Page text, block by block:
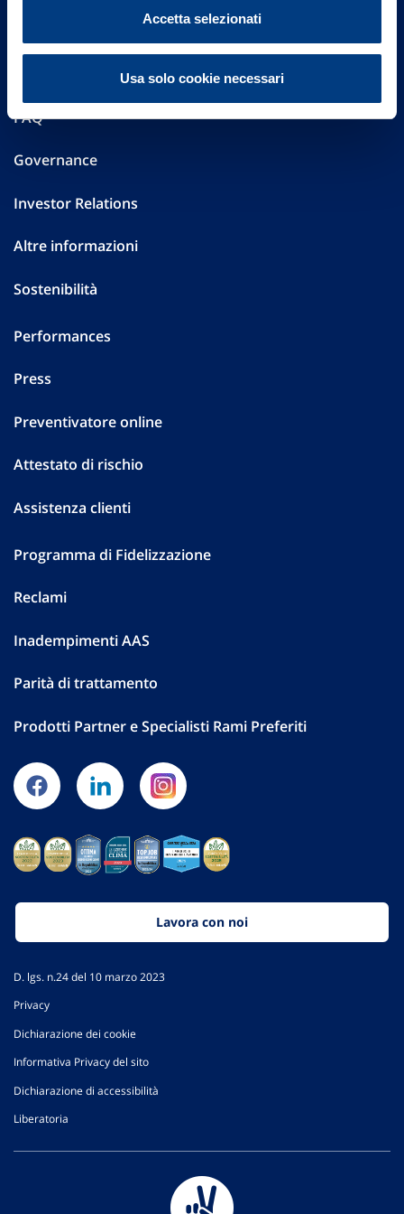
Accetta selezionati
Usa solo cookie necessari
Vittoria Assicurazioni S.p.A.
20149 Milano
Part. IVA 01329510158
FAQ
Governance
Investor Relations
Altre informazioni
Sostenibilità
Performances
Press
Preventivatore online
Attestato di rischio
Assistenza clienti
Programma di Fidelizzazione
Reclami
Inadempimenti AAS
Parità di trattamento
Prodotti Partner e Specialisti Rami Preferiti
Lavora con noi
D. lgs. n.24 del 10 marzo 2023
Privacy
Dichiarazione dei cookie
Informativa Privacy del sito
Dichiarazione di accessibilità
Liberatoria